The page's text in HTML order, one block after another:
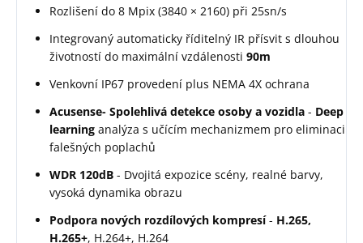
Rozlišení do 8 Mpix (3840 × 2160) při 25sn/s
Integrovaný automaticky říditelný IR přísvit s dlouhou
životností do maximální vzdálenosti 90m
Venkovní IP67 provedení plus NEMA 4X ochrana
Acusense- Spolehlivá detekce osoby a vozidla - Deep
learning analýza s učícím mechanizmem pro eliminaci
falešných poplachů
WDR 120dB - Dvojitá expozice scény, realné barvy,
vysoká dynamika obrazu
Podpora nových rozdílových kompresí- H.265,
H.265+, H.264+, H.264